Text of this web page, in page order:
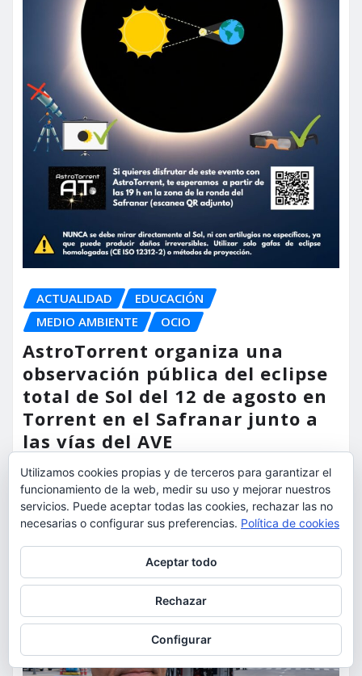
ACTUALIDAD
EDUCACIÓN
MEDIO AMBIENTE
OCIO
AstroTorrent organiza una
observación pública del eclipse
total de Sol del 12 de agosto en
Torrent en el Safranar junto a
las vías del AVE
torrent al dia Ago 5, 2026
Utilizamos cookies propias y de terceros para garantizar el
funcionamiento de la web, medir su uso y mejorar nuestros
servicios. Puede aceptar todas las cookies, rechazar las no
necesarias o configurar sus preferencias. Política de cookies
Aceptar todo
Rechazar
Configurar
Para obtener más información, incluido cómo gestionar las cookies,